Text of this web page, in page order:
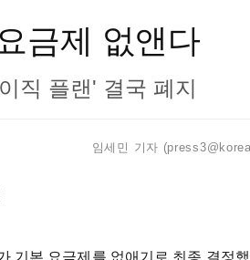
금제 없앤다
직 플랜' 결국 폐지
임세민 기자
기본 요금제를 없애기로 최종 결정